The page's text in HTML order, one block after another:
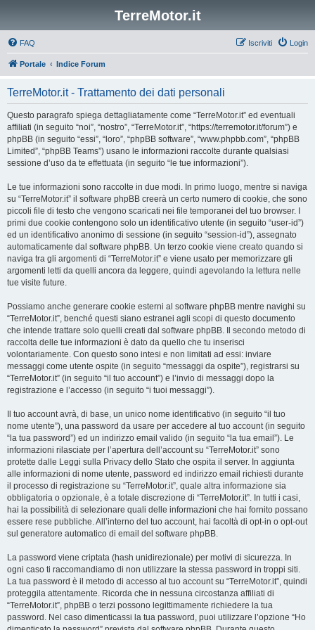
TerreMotor.it
FAQ Login
Iscriviti
Portale Indice Forum
TerreMotor.it - Trattamento dei dati personali
Questo paragrafo spiega dettagliatamente come “TerreMotor.it” ed eventuali
affiliati (in seguito “noi”, “nostro”, “TerreMotor.it”, “https://terremotor.it/forum”) e
phpBB (in seguito “essi”, “loro”, “phpBB software”, “www.phpbb.com”, “phpBB
Limited”, “phpBB Teams”) usano le informazioni raccolte durante qualsiasi
sessione d’uso da te effettuata (in seguito “le tue informazioni”).
Le tue informazioni sono raccolte in due modi. In primo luogo, mentre si naviga
su “TerreMotor.it” il software phpBB creerà un certo numero di cookie, che sono
piccoli file di testo che vengono scaricati nei file temporanei del tuo browser. I
primi due cookie contengono solo un identificativo utente (in seguito “user-id”)
ed un identificativo anonimo di sessione (in seguito “session-id”), assegnato
automaticamente dal software phpBB. Un terzo cookie viene creato quando si
naviga tra gli argomenti di “TerreMotor.it” e viene usato per memorizzare gli
argomenti letti da quelli ancora da leggere, quindi agevolando la lettura nelle
tue visite future.
Possiamo anche generare cookie esterni al software phpBB mentre navighi su
“TerreMotor.it”, benché questi siano estranei agli scopi di questo documento
che intende trattare solo quelli creati dal software phpBB. Il secondo metodo di
raccolta delle tue informazioni è dato da quello che tu inserisci
volontariamente. Con questo sono intesi e non limitati ad essi: inviare
messaggi come utente ospite (in seguito “messaggi da ospite”), registrarsi su
“TerreMotor.it” (in seguito “il tuo account”) e l’invio di messaggi dopo la
registrazione e l’accesso (in seguito “i tuoi messaggi”).
Il tuo account avrà, di base, un unico nome identificativo (in seguito “il tuo
nome utente”), una password da usare per accedere al tuo account (in seguito
“la tua password”) ed un indirizzo email valido (in seguito “la tua email”). Le
informazioni rilasciate per l’apertura dell’account su “TerreMotor.it” sono
protette dalle Leggi sulla Privacy dello Stato che ospita il server. In aggiunta
alle informazioni di nome utente, password ed indirizzo email richiesti durante
il processo di registrazione su “TerreMotor.it”, quale altra informazione sia
obbligatoria o opzionale, è a totale discrezione di “TerreMotor.it”. In tutti i casi,
hai la possibilità di selezionare quali delle informazioni che hai fornito possano
essere rese pubbliche. All’interno del tuo account, hai facoltà di opt-in o opt-out
sul generatore automatico di email del software phpBB.
La password viene criptata (hash unidirezionale) per motivi di sicurezza. In
ogni caso ti raccomandiamo di non utilizzare la stessa password in troppi siti.
La tua password è il metodo di accesso al tuo account su “TerreMotor.it”, quindi
proteggila attentamente. Ricorda che in nessuna circostanza affiliati di
“TerreMotor.it”, phpBB o terzi possono legittimamente richiedere la tua
password. Nel caso dimenticassi la tua password, puoi utilizzare l’opzione “Ho